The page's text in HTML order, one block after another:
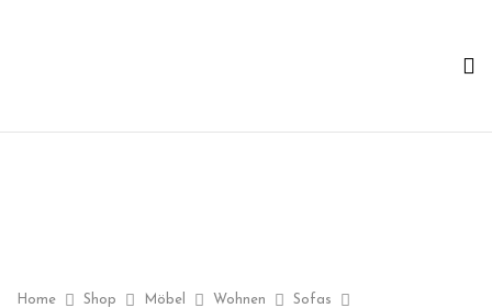
Home Shop Möbel Wohnen
Sofas